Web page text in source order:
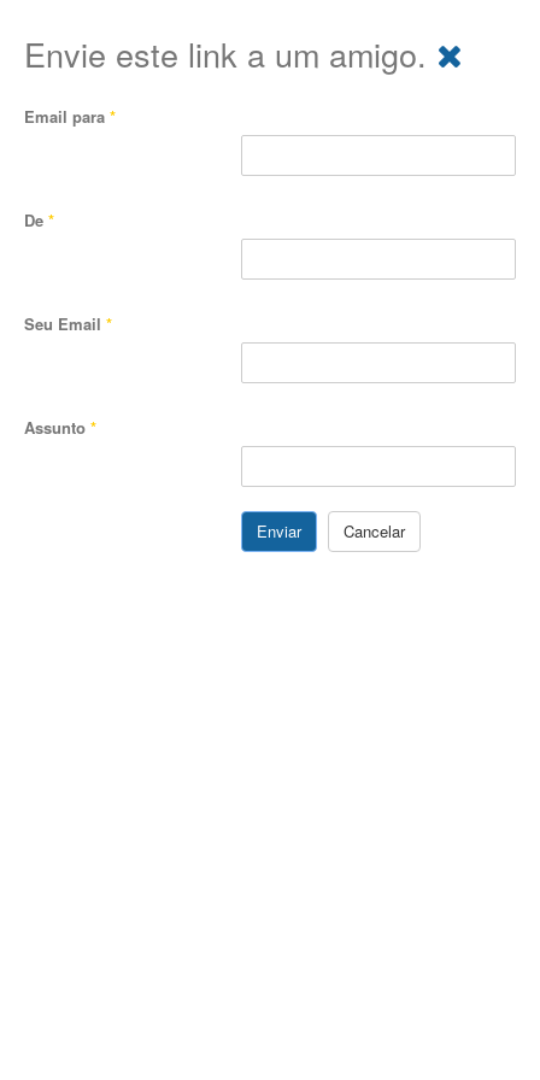
Envie este link a um amigo.
Email para *
De *
Seu Email *
Assunto *
Enviar Cancelar